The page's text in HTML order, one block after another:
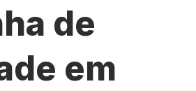
de
em